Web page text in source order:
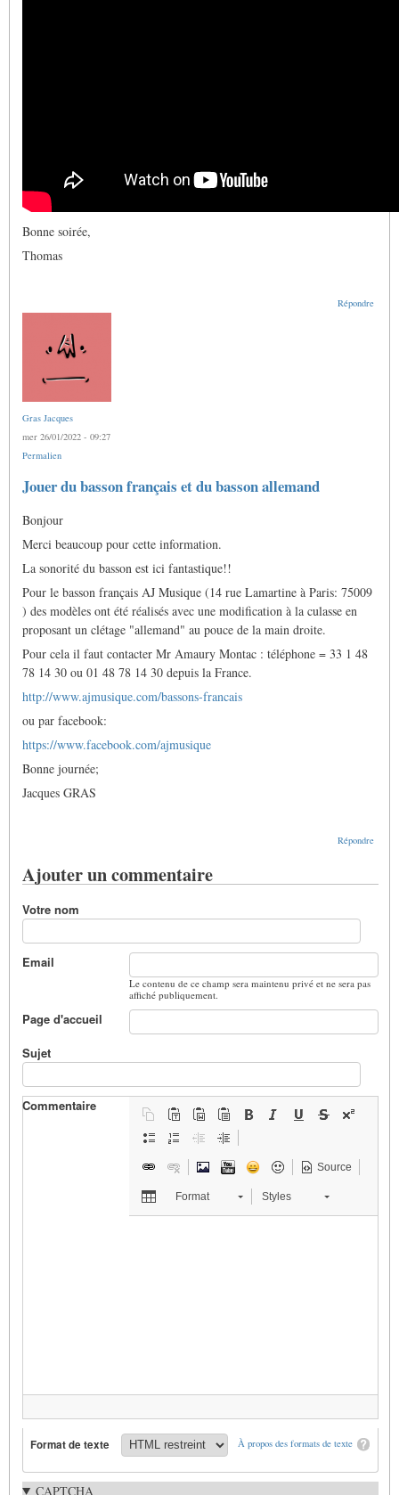
Bonne soirée,
Thomas
Répondre
Gras Jacques
mer 26/01/2022 - 09:27
Permalien
Jouer du basson français et du basson allemand
Bonjour
Merci beaucoup pour cette information.
La sonorité du basson est ici fantastique!!
Pour le basson français AJ Musique (14 rue Lamartine à Paris: 75009
) des modèles ont été réalisés avec une modification à la culasse en
proposant un clétage "allemand" au pouce de la main droite.
Pour cela il faut contacter Mr Amaury Montac : téléphone = 33 1 48
78 14 30 ou 01 48 78 14 30 depuis la France.
http://www.ajmusique.com/bassons-francais
ou par facebook:
https://www.facebook.com/ajmusique
Bonne journée;
Jacques GRAS
Répondre
Ajouter un commentaire
Votre nom
Email
Le contenu de ce champ sera maintenu privé et ne sera pas
affiché publiquement.
Page d'accueil
Sujet
Commentaire
Source
Format Styles
À propos des formats de texte
Format de texte
CAPTCHA